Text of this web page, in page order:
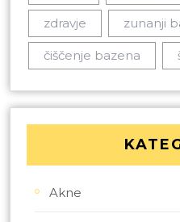
zdravje zunanji
čiščenje bazena
Akne